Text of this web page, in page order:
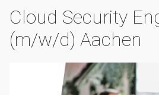
Cloud Security
(m/w/d) Aachen